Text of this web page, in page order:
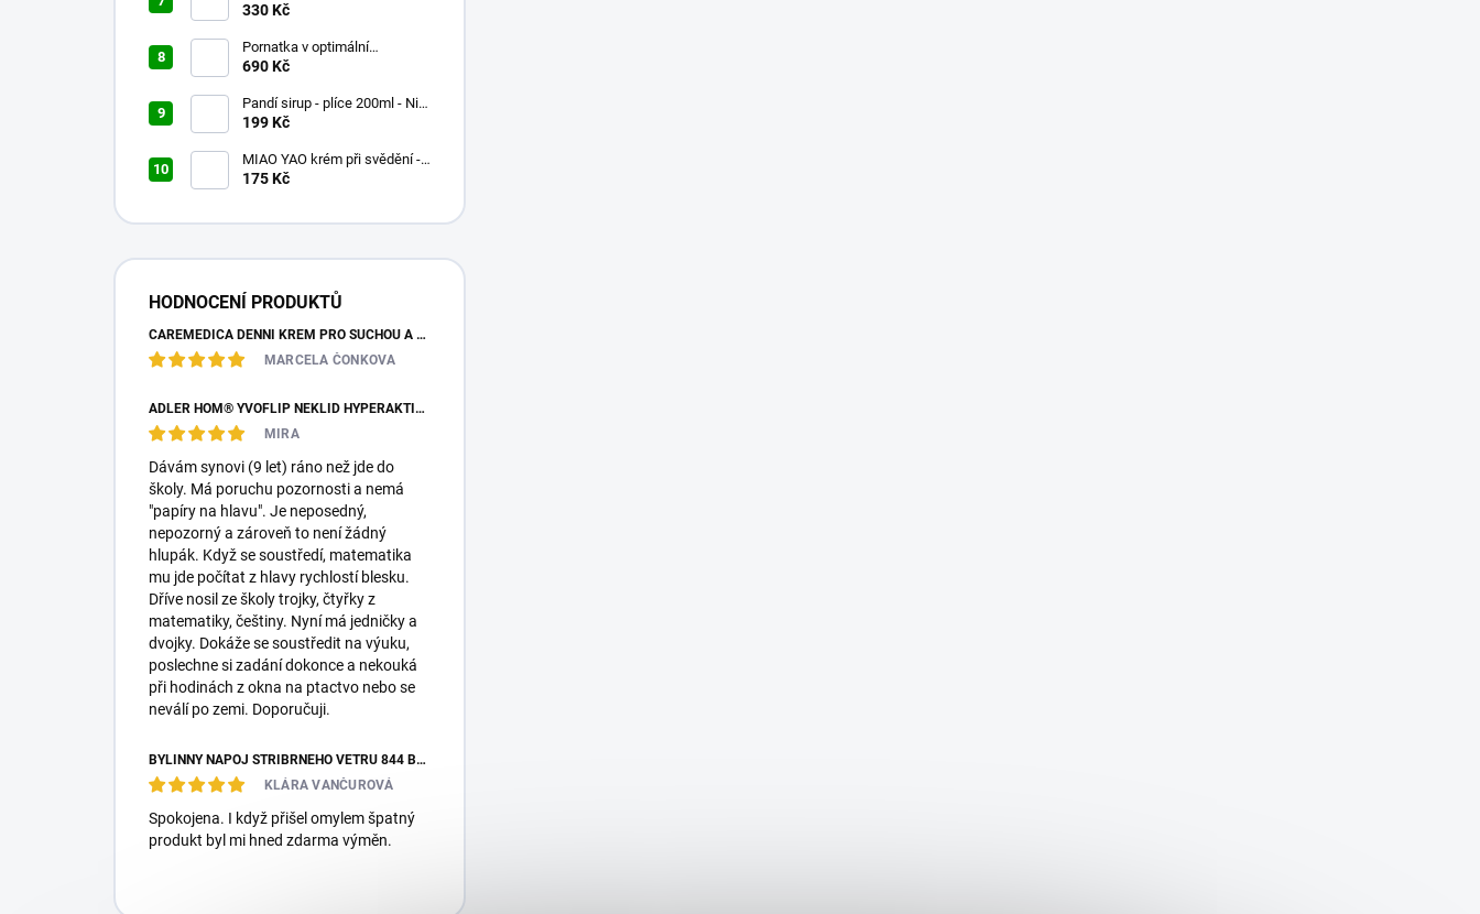
60ml
330 Kč
Pornatka v optimální
koncentraci 90x500mg
690 Kč
Pandí sirup - plíce 200ml - Nin
Jiom Pei Pa Koa
199 Kč
MIAO YAO krém při svědění -
Miao Fang Qi Yang Jing - 15g
175 Kč
HODNOCENÍ PRODUKTŮ
CAREMEDICA DENNÍ KRÉM PRO SUCHOU A CITLIVOU PLEŤ 50ML
MARCELA ČONKOVA
ADLER HOM® YVOFLIP NEKLID HYPERAKTIVITA GLOBULE 10G
MIRA
Dávám synovi (9 let) ráno než jde do
školy. Má poruchu pozornosti a nemá
"papíry na hlavu". Je neposedný,
nepozorný a zároveň to není žádný
hlupák. Když se soustředí, matematika
mu jde počítat z hlavy rychlostí blesku.
Dříve nosil ze školy trojky, čtyřky z
matematiky, češtiny. Nyní má jedničky a
dvojky. Dokáže se soustředit na výuku,
poslechne si zadání dokonce a nekouká
při hodinách z okna na ptactvo nebo se
neválí po zemi. Doporučuji.
BYLINNÝ NÁPOJ STŘÍBRNÉHO VĚTRU 844 BO HE CHA 100G
KLÁRA VANČUROVÁ
Spokojena. I když přišel omylem špatný
produkt byl mi hned zdarma výměn.